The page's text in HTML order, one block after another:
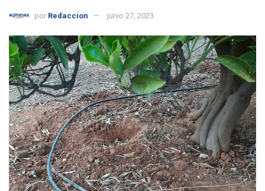
por Redaccion junio 27, 2023